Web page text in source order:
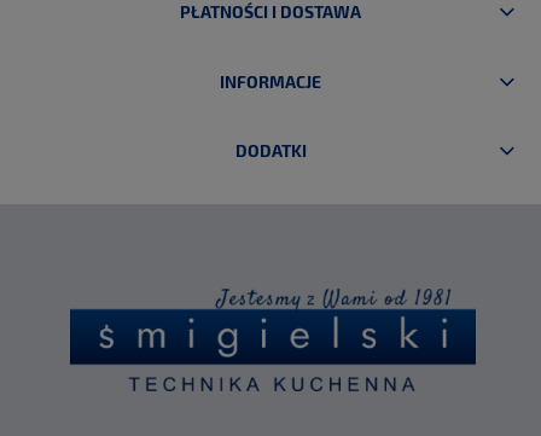
PŁATNOŚCI I DOSTAWA
INFORMACJE
DODATKI